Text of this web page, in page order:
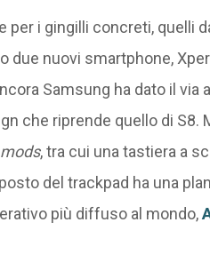
per i gingilli concreti,
due nuovi smartphone,
Samsung ha dato il via
che riprende quello di S8.
mods, tra cui una tastiera a
del trackpad ha una
più diffuso al mondo,